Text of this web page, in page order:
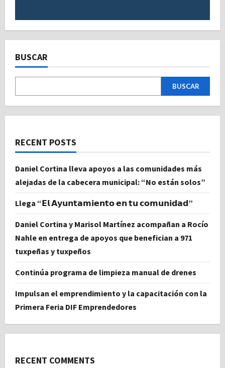
BUSCAR
BUSCAR
RECENT POSTS
Daniel Cortina lleva apoyos a las comunidades más
alejadas de la cabecera municipal: “No están solos”
Llega “𝗘𝗹 𝗔𝘆𝘂𝗻𝘁𝗮𝗺𝗶𝗲𝗻𝘁𝗼 𝗲𝗻 𝘁𝘂 𝗰𝗼𝗺𝘂𝗻𝗶𝗱𝗮𝗱”
Daniel Cortina y Marisol Martínez acompañan a Rocío
Nahle en entrega de apoyos que benefician a 971
tuxpeñas y tuxpeños
Continúa programa de limpieza manual de drenes
Impulsan el emprendimiento y la capacitación con la
Primera Feria DIF Emprendedores
RECENT COMMENTS